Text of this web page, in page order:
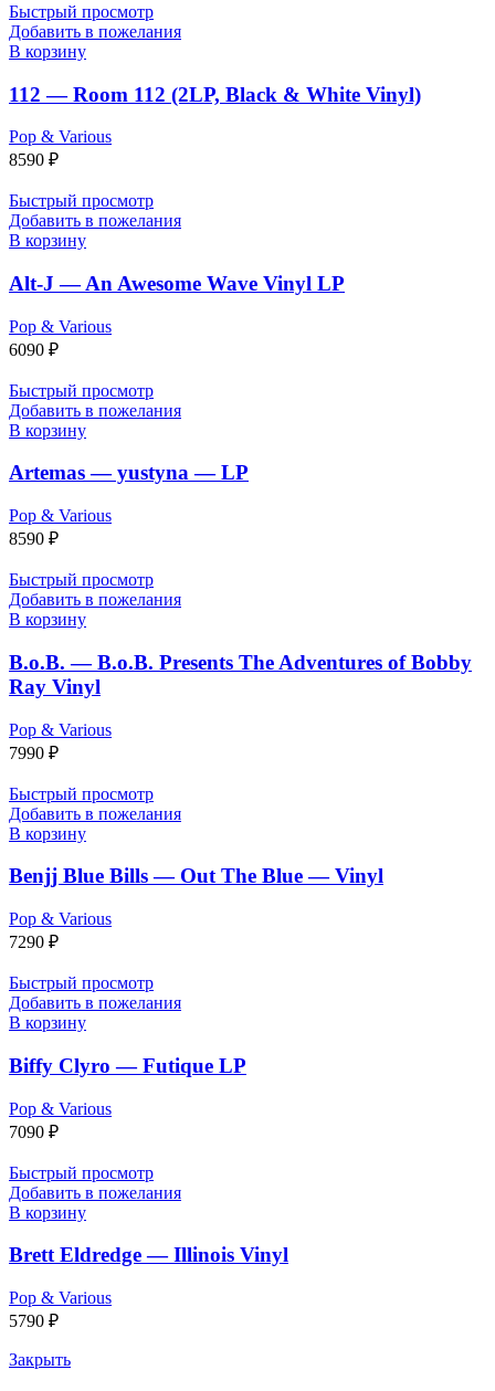
Быстрый просмотр
Добавить в пожелания
В корзину
112 — Room 112 (2LP, Black & White Vinyl)
Pop & Various
8590 ₽
Быстрый просмотр
Добавить в пожелания
В корзину
Alt-J — An Awesome Wave Vinyl LP
Pop & Various
6090 ₽
Быстрый просмотр
Добавить в пожелания
В корзину
Artemas — yustyna — LP
Pop & Various
8590 ₽
Быстрый просмотр
Добавить в пожелания
В корзину
B.o.B. — B.o.B. Presents The Adventures of Bobby
Ray Vinyl
Pop & Various
7990 ₽
Быстрый просмотр
Добавить в пожелания
В корзину
Benjj Blue Bills — Out The Blue — Vinyl
Pop & Various
7290 ₽
Быстрый просмотр
Добавить в пожелания
В корзину
Biffy Clyro — Futique LP
Pop & Various
7090 ₽
Быстрый просмотр
Добавить в пожелания
В корзину
Brett Eldredge — Illinois Vinyl
Pop & Various
5790 ₽
Закрыть